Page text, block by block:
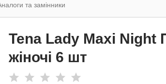
та замінники
Tena Lady Maxi Night
жіночі 6 шт